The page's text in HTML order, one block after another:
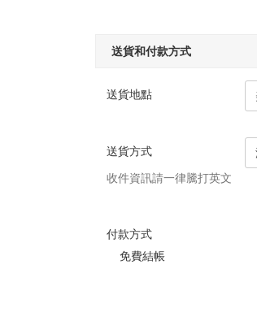
送貨和付款方式
送貨地點
送貨方式
收件資訊請一律騰打英文
付款方式
免費結帳